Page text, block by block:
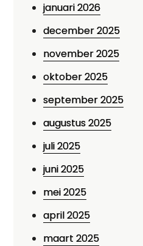
januari 2026
december 2025
november 2025
oktober 2025
september 2025
augustus 2025
juli 2025
juni 2025
mei 2025
april 2025
maart 2025